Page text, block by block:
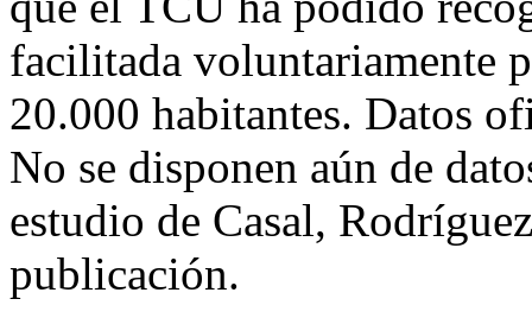
facilitada voluntariamente
20.000 habitantes. Datos
No se disponen aún de
estudio de Casal,
publicación.